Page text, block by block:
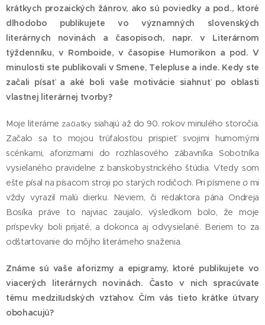
krátkych prozaických žánrov, ako sú poviedky a pod., ktoré
dlhodobo publikujete vo významných slovenských
literárnych novinách a časopisoch, napr. v Literárnom
týždenníku, v Romboide, v časopise Humorikon a pod. V
minulosti ste publikovali v Smene, Telepluse a inde. Kedy ste
začali písať a aké boli vaše motivácie siahnuť po oblasti
vlastnej literárnej tvorby?
Moje literárne začiatky siahajú až do 90. rokov minulého storočia.
Začalo sa to mojou trúfalosťou prispieť svojimi humornými
scénkami, aforizmami do rozhlasového zábavníka Sobotníka
vysielaného pravidelne z banskobystrického štúdia. Vtedy som
ešte písal na písacom stroji po starých rodičoch. Pri písmeneomi
vždy vyrazil malú dierku. Neviem, či redaktora pána Ondreja
Bosíka práve to najviac zaujalo, výsledkom bolo, že moje
príspevky boli prijaté, a dokonca aj odvysielané. Beriem to za
odštartovanie do môjho literárneho snaženia.
Známe sú vaše aforizmy a epigramy, ktoré publikujete vo
viacerých literárnych novinách. Často v nich spracúvate
tému medziľudských vzťahov. Čím vás tieto krátke útvary
obohacujú?